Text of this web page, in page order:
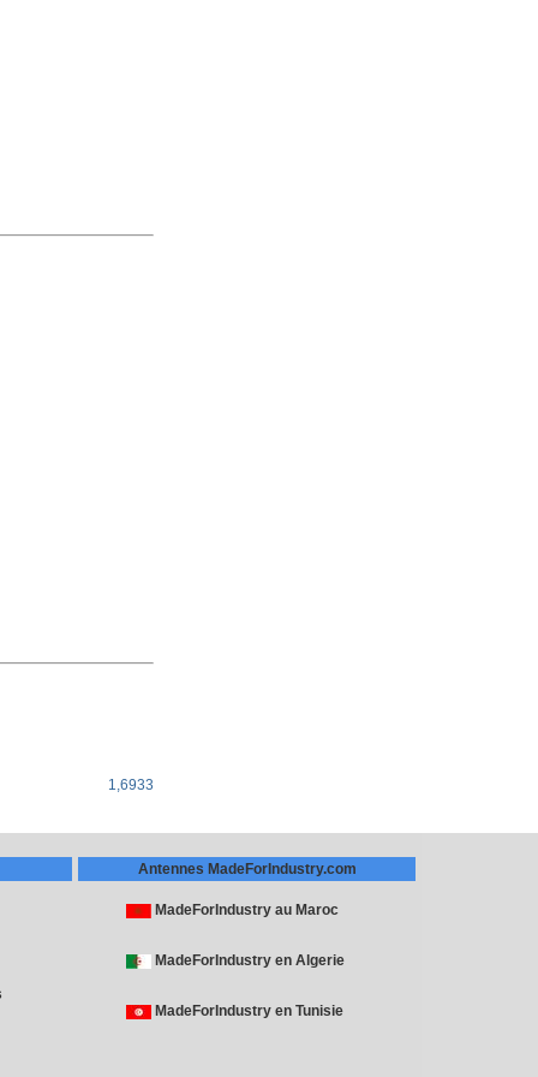
1,6933
Antennes MadeForIndustry.com
MadeForIndustry au Maroc
MadeForIndustry en Algerie
MadeForIndustry en Tunisie